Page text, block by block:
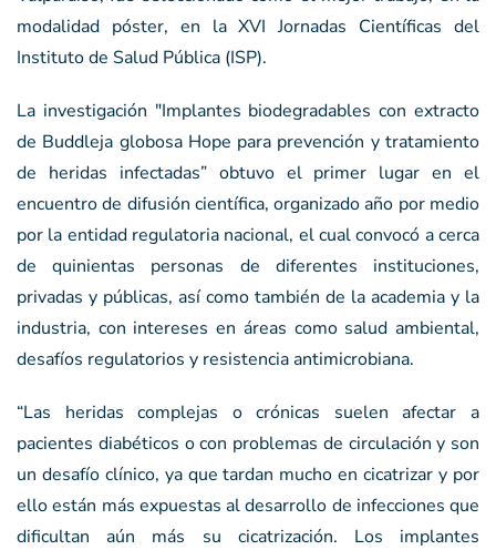
modalidad póster, en la XVI Jornadas Científicas del
Instituto de Salud Pública (ISP).
La investigación "Implantes biodegradables con extracto
de Buddleja globosa Hope para prevención y tratamiento
de heridas infectadas” obtuvo el primer lugar en el
encuentro de difusión científica, organizado año por medio
por la entidad regulatoria nacional, el cual convocó a cerca
de quinientas personas de diferentes instituciones,
privadas y públicas, así como también de la academia y la
industria, con intereses en áreas como salud ambiental,
desafíos regulatorios y resistencia antimicrobiana.
“Las heridas complejas o crónicas suelen afectar a
pacientes diabéticos o con problemas de circulación y son
un desafío clínico, ya que tardan mucho en cicatrizar y por
ello están más expuestas al desarrollo de infecciones que
dificultan aún más su cicatrización. Los implantes